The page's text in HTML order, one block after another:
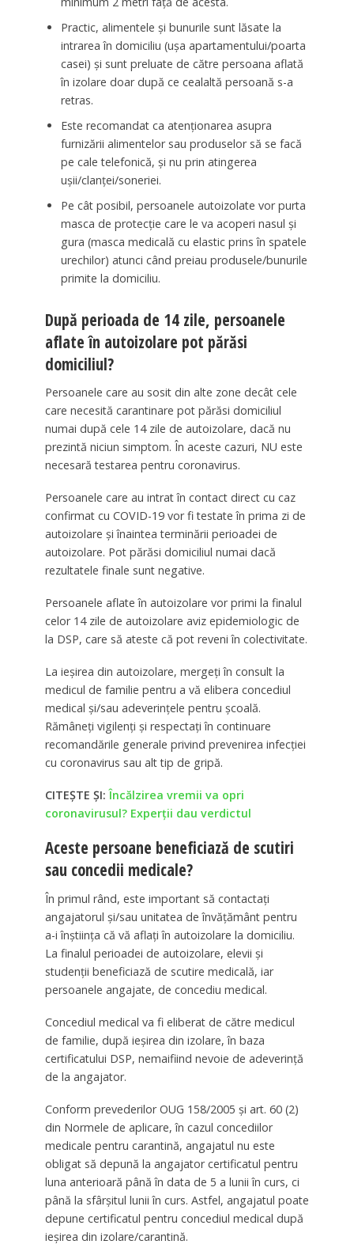
Practic, alimentele şi bunurile sunt lăsate la
intrarea în domiciliu (uşa apartamentului/poarta
casei) şi sunt preluate de către persoana aflată
în izolare doar după ce cealaltă persoană s-a
retras.
Este recomandat ca atenţionarea asupra
furnizării alimentelor sau produselor să se facă
pe cale telefonică, şi nu prin atingerea
uşii/clanţei/soneriei.
Pe cât posibil, persoanele autoizolate vor purta
masca de protecţie care le va acoperi nasul şi
gura (masca medicală cu elastic prins în spatele
urechilor) atunci când preiau produsele/bunurile
primite la domiciliu.
După perioada de 14 zile, persoanele
aflate în autoizolare pot părăsi
domiciliul?
Persoanele care au sosit din alte zone decât cele
care necesită carantinare pot părăsi domiciliul
numai după cele 14 zile de autoizolare, dacă nu
prezintă niciun simptom. În aceste cazuri, NU este
necesară testarea pentru coronavirus.
Persoanele care au intrat în contact direct cu caz
confirmat cu COVID-19 vor fi testate în prima zi de
autoizolare şi înaintea terminării perioadei de
autoizolare. Pot părăsi domiciliul numai dacă
rezultatele finale sunt negative.
Persoanele aflate în autoizolare vor primi la finalul
celor 14 zile de autoizolare aviz epidemiologic de
la DSP, care să ateste că pot reveni în colectivitate.
La ieşirea din autoizolare, mergeţi în consult la
medicul de familie pentru a vă elibera concediul
medical şi/sau adeverinţele pentru şcoală.
Rămâneţi vigilenţi şi respectaţi în continuare
recomandările generale privind prevenirea infecţiei
cu coronavirus sau alt tip de gripă.
CITEȘTE ȘI:Încălzirea vremii va opri
coronavirusul? Experții dau verdictul
Aceste persoane beneficiază de scutiri
sau concedii medicale?
În primul rând, este important să contactaţi
angajatorul şi/sau unitatea de învăţământ pentru
a-i înştiinţa că vă aflaţi în autoizolare la domiciliu.
La finalul perioadei de autoizolare, elevii şi
studenţii beneficiază de scutire medicală, iar
persoanele angajate, de concediu medical.
Concediul medical va fi eliberat de către medicul
de familie, după ieşirea din izolare, în baza
certificatului DSP, nemaifiind nevoie de adeverinţă
de la angajator.
Conform prevederilor OUG 158/2005 şi art. 60 (2)
din Normele de aplicare, în cazul concediilor
medicale pentru carantină, angajatul nu este
obligat să depună la angajator certificatul pentru
luna anterioară până în data de 5 a lunii în curs, ci
până la sfârşitul lunii în curs. Astfel, angajatul poate
depune certificatul pentru concediul medical după
ieşirea din izolare/carantină.